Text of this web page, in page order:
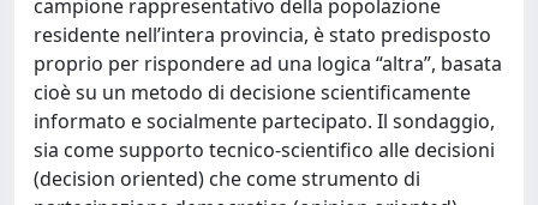
campione rappresentativo della popolazione
residente nell’intera provincia, è stato predisposto
proprio per rispondere ad una logica “altra”, basata
cioè su un metodo di decisione scientificamente
informato e socialmente partecipato. Il sondaggio,
sia come supporto tecnico-scientifico alle decisioni
(decision oriented) che come strumento di